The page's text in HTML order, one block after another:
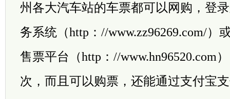
州各大汽车站的车票都可以网购，登
务系统（http：//www.zz96269.com/）
售票平台（http：//www.hn96520.com
次，而且可以购票，还能通过支付宝